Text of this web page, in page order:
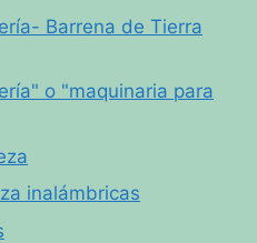
Barrena de Tierra
o "maquinaria para
inalámbricas